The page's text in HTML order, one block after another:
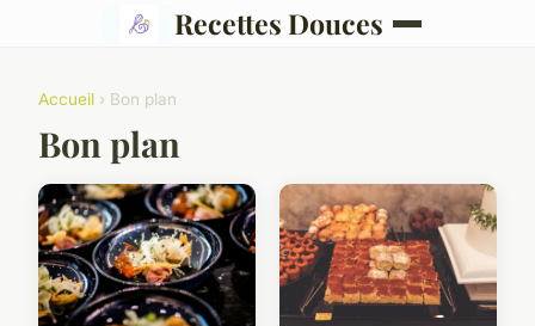
Recettes Douces
Accueil › Bon plan
Bon plan